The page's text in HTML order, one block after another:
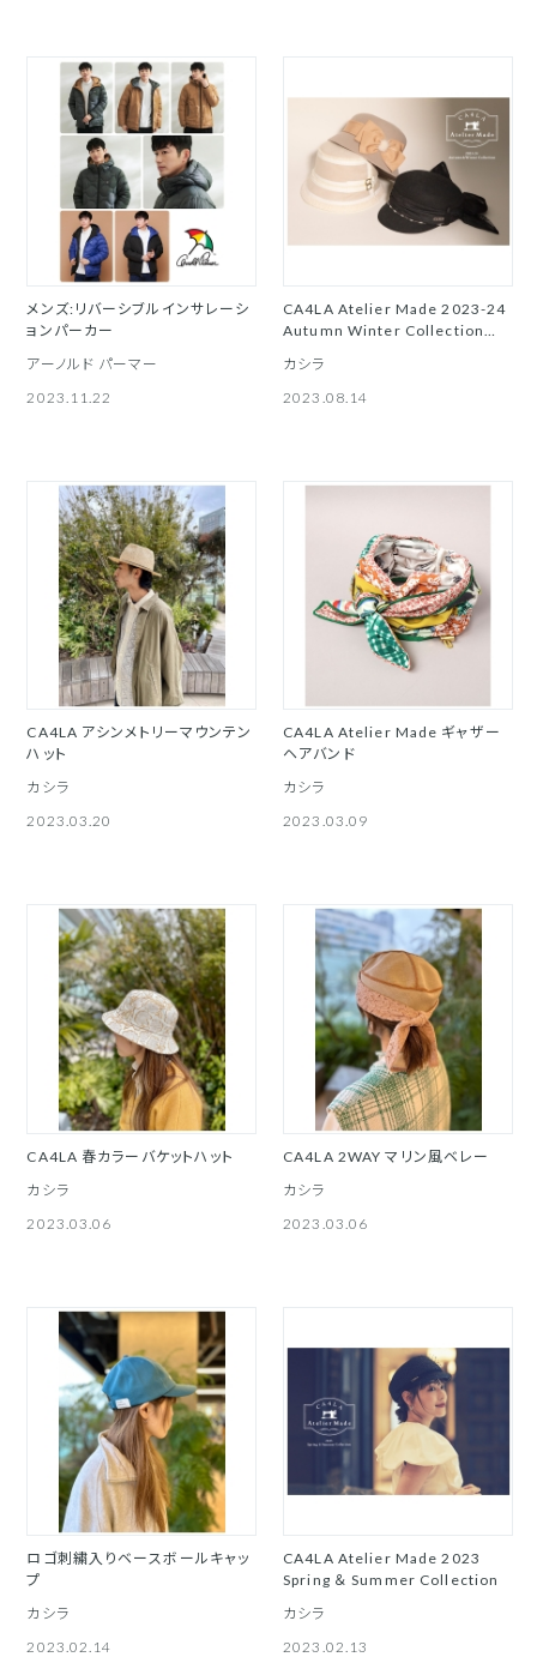
メンズ:リバーシブルインサレーシ
ョンパーカー
アーノルド パーマー
2023.11.22
CA4LA Atelier Made 2023-24
Autumn Winter Collection
カシラ
2023.08.14
CA4LA アシンメトリーマウンテン
ハット
カシラ
2023.03.20
CA4LA Atelier Made ギャザー
ヘアバンド
カシラ
2023.03.09
CA4LA 春カラーバケットハット
カシラ
2023.03.06
CA4LA 2WAY マリン風ベレー
カシラ
2023.03.06
ロゴ刺繍入りベースボールキャッ
プ
カシラ
2023.02.14
CA4LA Atelier Made 2023
Spring ＆ Summer Collection
カシラ
2023.02.13